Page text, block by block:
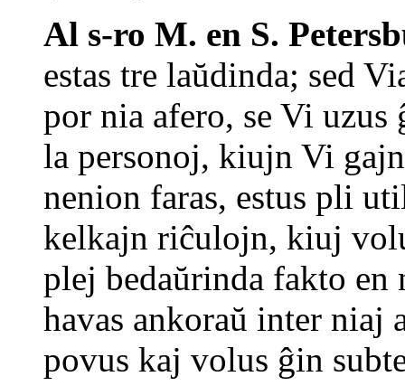
Al s-ro M. en S.
estas tre laŭdinda; sed
por nia afero, se Vi uzus
la personoj, kiujn Vi
nenion faras, estus pli
kelkajn riĉulojn, kiuj
plej bedaŭrinda fakto en
havas ankoraŭ inter
povus kaj volus ĝin